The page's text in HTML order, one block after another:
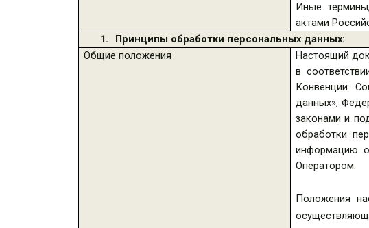
Иные
актами
1.
Принципы обработки персональных данных:
Общие положения
Настоящий
в
Конвенции
данных»,
законами и
обработки
информацию о
Оператором.
Положения